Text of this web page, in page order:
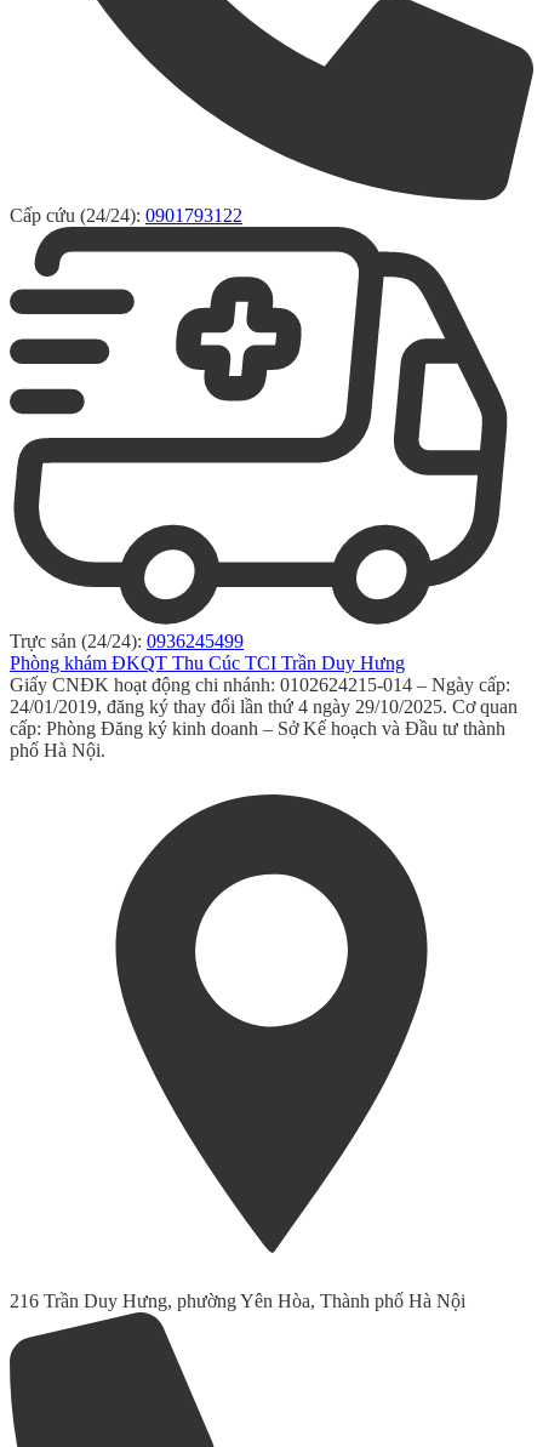
Cấp cứu (24/24): 0901793122
Trực sản (24/24): 0936245499
Phòng khám ĐKQT Thu Cúc TCI Trần Duy Hưng
Giấy CNĐK hoạt động chi nhánh: 0102624215-014 – Ngày cấp:
24/01/2019, đăng ký thay đổi lần thứ 4 ngày 29/10/2025. Cơ quan
cấp: Phòng Đăng ký kinh doanh – Sở Kế hoạch và Đầu tư thành
phố Hà Nội.
216 Trần Duy Hưng, phường Yên Hòa, Thành phố Hà Nội